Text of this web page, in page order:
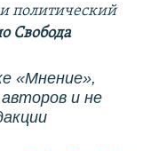
политический
Свобода
«Мнение»,
и не